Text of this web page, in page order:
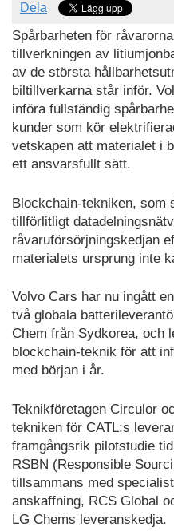
Dela
Spårbarheten för
tillverkningen av
av de största
biltillverkarna står inför.
införa fullständig
kunder som kör
vetskapen att materialet i
ett ansvarsfullt sätt.
Blockchain-tekniken, som
tillförlitligt
råvaruförsörjningskedjan
materialets ursprung inte
Volvo Cars har nu ingått
två globala
Chem från Sydkorea, och
blockchain-teknik för att
med början i år.
Teknikföretagen Circulor
tekniken för CATL:s
framgångsrik pilotstudie
RSBN (Responsible
tillsammans med
anskaffning, RCS Global
LG Chems leveranskedja.